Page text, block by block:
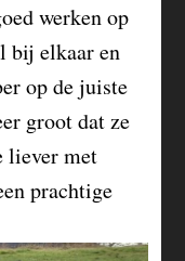
werken op
bij elkaar en
op de juiste
groot dat ze
liever met
prachtige